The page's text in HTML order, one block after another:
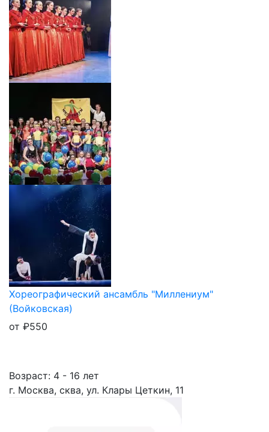
Хореографический ансамбль "Миллениум"
(Войковская)
от ₽550
Возраст: 4 - 16 лет
г. Москва, сква, ул. Клары Цеткин, 11